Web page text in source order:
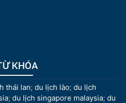
KHÓA
thái lan; du lịch lào; du lịch
; du lịch singapore malaysia; du